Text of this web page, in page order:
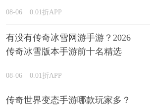
08-06 0.01折APP
有没有传奇冰雪网游手游？2026
传奇冰雪版本手游前十名精选
08-06 0.01折APP
传奇世界变态手游哪款玩家多？